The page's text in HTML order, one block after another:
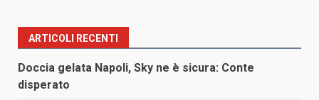
ARTICOLI RECENTI
Doccia gelata Napoli, Sky ne è sicura: Conte
disperato